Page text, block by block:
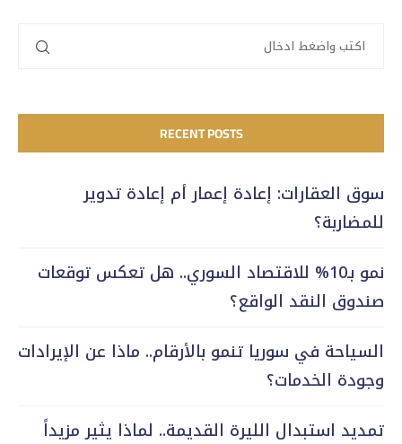
RECENT POSTS
سوق العقارات: إعادة إعمار أم إعادة تدوير
للمضاربة؟
نمو بـ10% للاقتصاد السوري.. هل تعكس توقعات
صندوق النقد الواقع؟
السياحة في سوريا تنمو بالأرقام.. ماذا عن الإيرادات
وجودة الخدمات؟
تمديد استبدال الليرة القديمة.. لماذا يثير مزيداً